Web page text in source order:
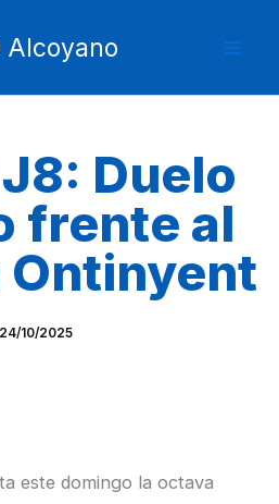
Alcoyano
Duelo
frente al
Ontinyent
24/10/2025
este domingo la octava